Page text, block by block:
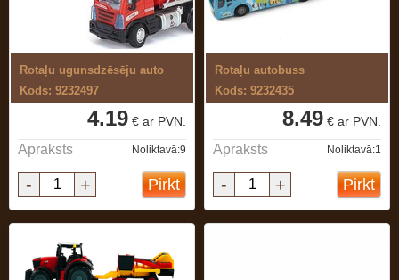
Rotaļu ugunsdzēsēju auto
Kods: 9232497
4.19 € ar PVN.
Apraksts Noliktavā:9
- + Pirkt
Rotaļu autobuss
Kods: 9232435
8.49 € ar PVN.
Apraksts Noliktavā:1
- + Pirkt